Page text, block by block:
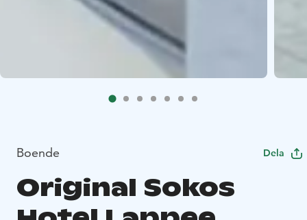
Boende Dela
Original Sokos